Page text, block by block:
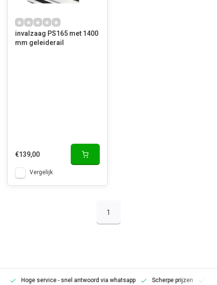
invalzaag PS165 met 1400
mm geleiderail
€139,00
Vergelijk
1
Hoge service- snel antwoord via whatsapp Scherpe prijzen